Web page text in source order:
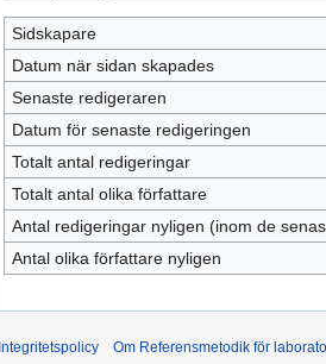
Sidskapare
Datum när sidan skapades
Senaste redigeraren
Datum för senaste redigeringen
Totalt antal redigeringar
Totalt antal olika författare
Antal redigeringar nyligen (inom de
Antal olika författare nyligen
Integritetspolicy Om Referensmetodik för